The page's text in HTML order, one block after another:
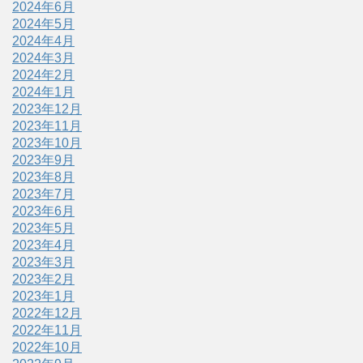
2024年6月
2024年5月
2024年4月
2024年3月
2024年2月
2024年1月
2023年12月
2023年11月
2023年10月
2023年9月
2023年8月
2023年7月
2023年6月
2023年5月
2023年4月
2023年3月
2023年2月
2023年1月
2022年12月
2022年11月
2022年10月